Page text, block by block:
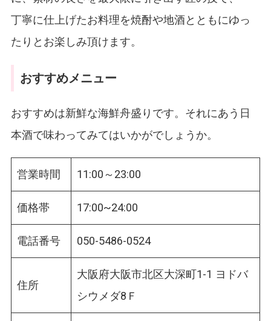
丁寧に仕上げたお料理を焼酎や地酒とともにゆっ
たりとお楽しみ頂けます。
おすすめメニュー
おすすめは新鮮な海鮮舟盛りです。それにあう日
本酒で味わってみてはいかがでしょうか。
営業時間 11:00～23:00
価格帯 17:00~24:00
電話番号 050-5486-0524
住所
大阪府大阪市北区大深町1-1 ヨドバ
シウメダ8Ｆ